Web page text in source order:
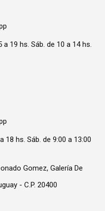
a 19 hs. Sáb. de 10 a 14 hs.
18 hs. Sáb. de 9:00 a 13:00
Gomez, Galería De
- C.P. 20400